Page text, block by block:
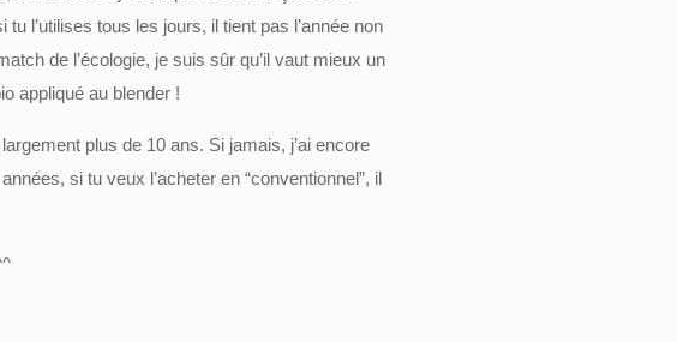
l’utilises tous les jours, il tient pas l’année non
de l’écologie, je suis sûr qu’il vaut mieux un
appliqué au blender !
plus de 10 ans. Si jamais, j’ai encore
si tu veux l’acheter en “conventionnel”, il